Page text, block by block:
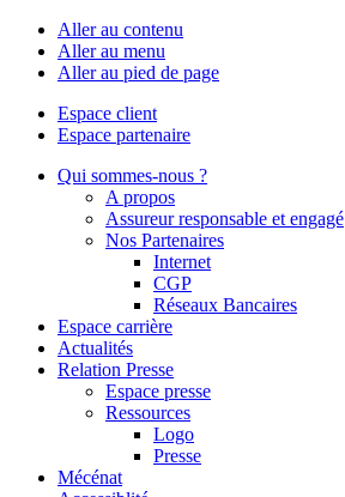
Aller au contenu
Aller au menu
Aller au pied de page
Espace client
Espace partenaire
Qui sommes-nous ?
A propos
Assureur responsable et engagé
Nos Partenaires
Internet
CGP
Réseaux Bancaires
Espace carrière
Actualités
Relation Presse
Espace presse
Ressources
Logo
Presse
Mécénat